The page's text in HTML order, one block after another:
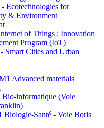
Ecotechnologies for
& Environment
of Things : Innovation
Program (IoT)
Smart Cities and Urban
Advanced materials
informatique (Voie
Biologie-Santé - Voie Boris